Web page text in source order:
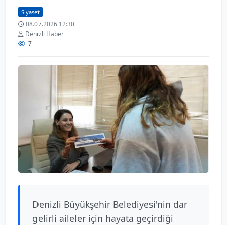
Siyaset
08.07.2026 12:30
Denizli Haber
7
Denizli Büyükşehir Belediyesi'nin dar
gelirli aileler için hayata geçirdiği